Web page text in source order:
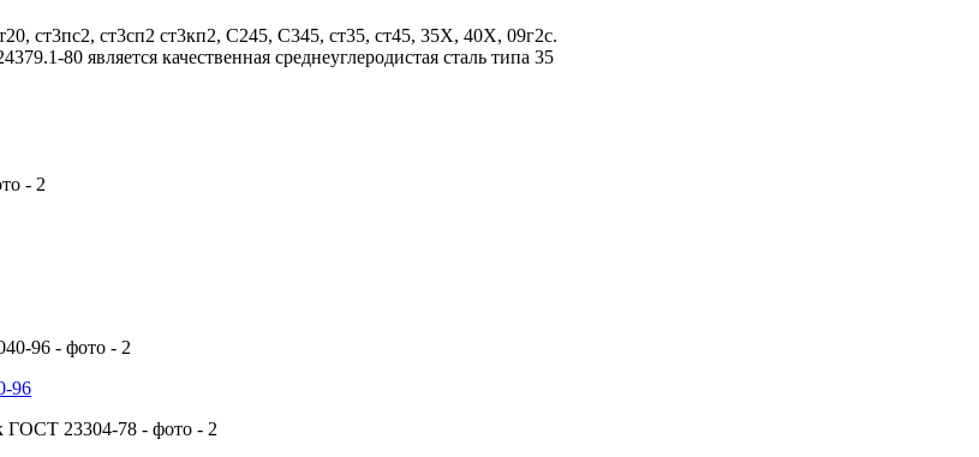
ст3пс2, ст3сп2 ст3кп2, С245, С345, ст35, ст45, 35Х, 40Х, 09г2с.
80 является качественная среднеуглеродистая сталь типа 35
96